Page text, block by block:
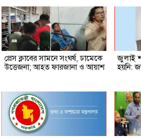
প্রেস ক্লাবের সামনে সংঘর্ষ, ঢামেকে
উত্তেজনা; আহত ফারজানা ও আয়াশ
জুলাই
হয়নি: